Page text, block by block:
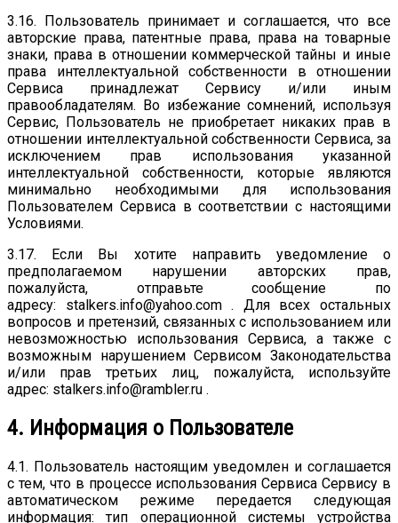
3.16. Пользователь принимает и соглашается, что все
авторские права, патентные права, права на товарные
знаки, права в отношении коммерческой тайны и иные
права интеллектуальной собственности в отношении
Сервиса принадлежат Сервису и/или иным
правообладателям. Во избежание сомнений, используя
Сервис, Пользователь не приобретает никаких прав в
отношении интеллектуальной собственности Сервиса, за
исключением прав использования указанной
интеллектуальной собственности, которые являются
минимально необходимыми для использования
Пользователем Сервиса в соответствии с настоящими
Условиями.
3.17. Если Вы хотите направить уведомление о
предполагаемом нарушении авторских прав,
пожалуйста, отправьте сообщение по
адресу: stalkers.info@yahoo.com . Для всех остальных
вопросов и претензий, связанных с использованием или
невозможностью использования Сервиса, а также с
возможным нарушением Сервисом Законодательства
и/или прав третьих лиц, пожалуйста, используйте
адрес: stalkers.info@rambler.ru .
4. Информация о Пользователе
4.1. Пользователь настоящим уведомлен и соглашается
с тем, что в процессе использования Сервиса Сервису в
автоматическом режиме передается следующая
информация: тип операционной системы устройства